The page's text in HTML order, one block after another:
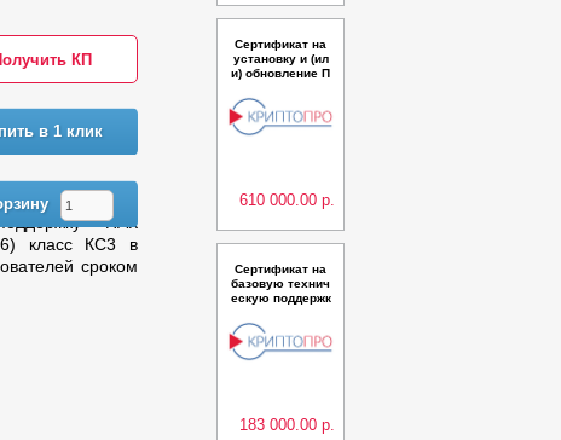
КП
в 1 клик
ПАК
класс КС3 в
сроком
Сертификат на
установку и (ил
и) обновление П
хив на одном се
рвере
610 000.00 р.
Сертификат на
базовую технич
ескую поддержк
о DSS до 10 000
пользователей
сроком на 1 год
183 000.00 р.